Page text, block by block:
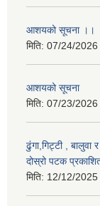
आशयको सूचना ।।
मिति: 07/24/2026
आशयको सूचना
मिति: 07/23/2026
ढुंगा,गिट्टी , बालुवा
दोस्रो पटक
मिति: 12/12/